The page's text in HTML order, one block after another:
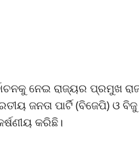
ନେଇ ରାଜ୍ୟର ପ୍ରମୁଖ
ଜନତା ପାର୍ଟି (ବିଜେପି) ଓ ବିଜୁ
କରିଛି।